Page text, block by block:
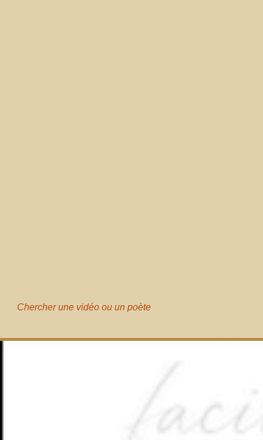
Chercher une vidéo ou un poète